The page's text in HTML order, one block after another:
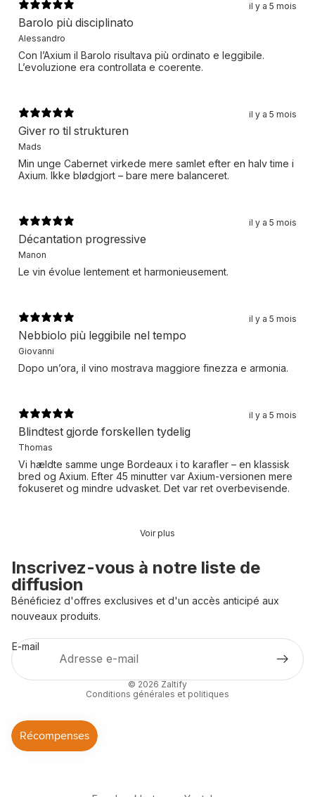
il y a 5 mois
Barolo più disciplinato
Alessandro
Con l’Axium il Barolo risultava più ordinato e leggibile.
L’evoluzione era controllata e coerente.
il y a 5 mois
Giver ro til strukturen
Mads
Min unge Cabernet virkede mere samlet efter en halv time i
Axium. Ikke blødgjort – bare mere balanceret.
il y a 5 mois
Décantation progressive
Manon
Le vin évolue lentement et harmonieusement.
il y a 5 mois
Nebbiolo più leggibile nel tempo
Giovanni
Dopo un’ora, il vino mostrava maggiore finezza e armonia.
il y a 5 mois
Blindtest gjorde forskellen tydelig
Thomas
Vi hældte samme unge Bordeaux i to karafler – en klassisk
bred og Axium. Efter 45 minutter var Axium-versionen mere
fokuseret og mindre udvasket. Det var ret overbevisende.
Voir plus
Inscrivez-vous à notre liste de
diffusion
Bénéficiez d'offres exclusives et d'un accès anticipé aux
nouveaux produits.
E-mail
© 2026Zaltify
Conditions générales et politiques
Conditions d’utilisation